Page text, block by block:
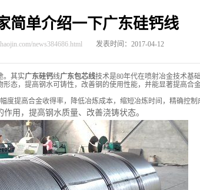
简单介绍一下广东硅钙线
news384686.html 发表时间：2017-04-12
。其实广东硅钙线广东包芯线技术是80年代在喷射冶金技术基
态，提高钢水可铸性，改善钢的使用性能，并能显著提高合
提高合金收得率，降低冶炼成本，缩短冶炼时间，精确控制
用，提高钢水质量、改善浇铸状态。